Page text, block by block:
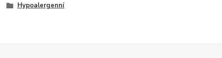
Hypoalergenní